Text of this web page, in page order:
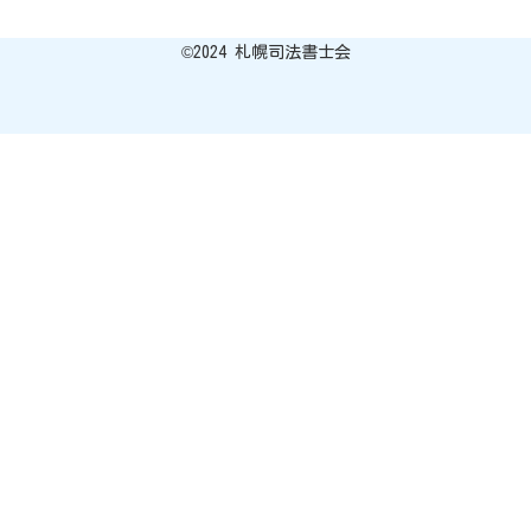
©︎2024 札幌司法書士会